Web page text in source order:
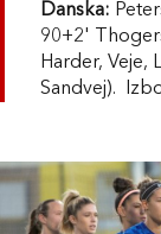
Danska:
90+2'
Harder, Veje,
Sandvej).